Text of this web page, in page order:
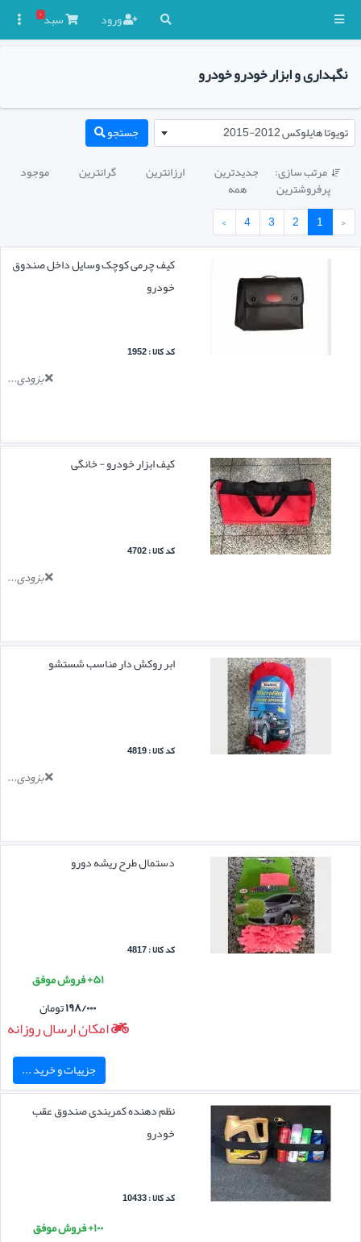
ورود سبد۰
نگهداری و ابزار خودرو خودرو
تویوتا هایلوکس 2012-2015 جستجو
 مرتب سازی: جدیدترین ارزانترین گرانترین موجود
پرفروشترین
همه
‹
1
2
3
4
›
کیف چرمی کوچک وسایل داخل صندوق
خودرو
کد کالا : 1952
بزودی...
کیف ابزار خودرو - خانگی
کد کالا : 4702
بزودی...
ابر روکش دار مناسب شستشو
کد کالا : 4819
بزودی...
دستمال طرح ریشه دورو
کد کالا : 4817
۵۱+ فروش موفق
۱۹۸/۰۰۰تومان
امکان ارسال روزانه
جزییات و خرید ...
نظم دهنده کمربندی صندوق عقب
خودرو
کد کالا : 10433
۱۰۰+ فروش موفق